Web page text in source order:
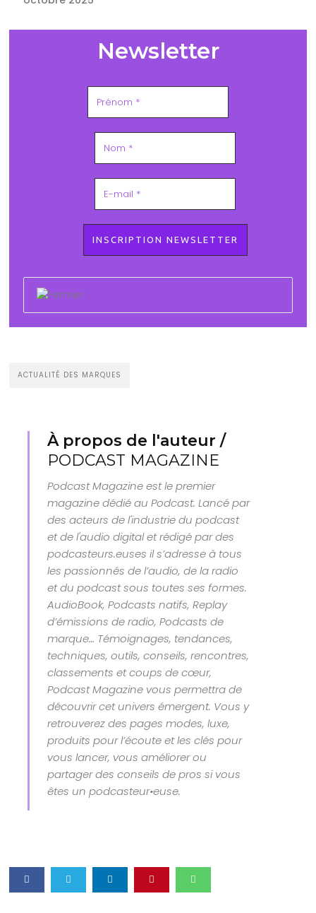
Newsletter
ACTUALITÉ DES MARQUES
À propos de l'auteur /
PODCAST MAGAZINE
Podcast Magazine est le premier
magazine dédié au Podcast. Lancé par
des acteurs de l'industrie du podcast
et de l'audio digital et rédigé par des
podcasteurs.euses il s’adresse à tous
les passionnés de l’audio, de la radio
et du podcast sous toutes ses formes.
AudioBook, Podcasts natifs, Replay
d’émissions de radio, Podcasts de
marque… Témoignages, tendances,
techniques, outils, conseils, rencontres,
classements et coups de cœur,
Podcast Magazine vous permettra de
découvrir cet univers émergent. Vous y
retrouverez des pages modes, luxe,
produits pour l’écoute et les clés pour
vous lancer, vous améliorer ou
partager des conseils de pros si vous
êtes un podcasteur•euse.